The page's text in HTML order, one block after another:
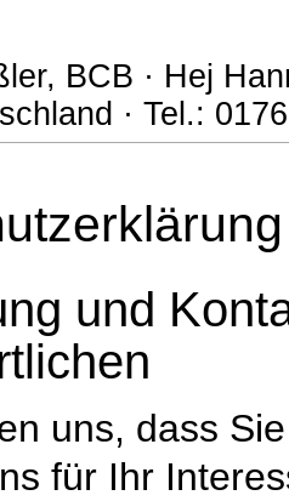
BCB · Hej
· Tel.:
und
uns, dass
für Ihr